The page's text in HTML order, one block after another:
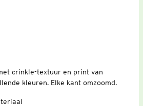
crinkle-textuur en print van
kleuren. Elke kant omzoomd.